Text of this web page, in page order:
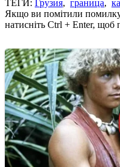
ТЕГИ: Грузия, граница,
Якщо ви помітили помилку,
натисніть Ctrl + Enter, щоб